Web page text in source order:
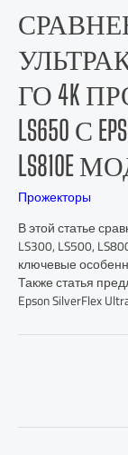
ГО 4K
LS650 С
LS810E
Прожекторы
В этой статье
LS300, LS500,
ключевые
Также статья
Epson SilverFlex